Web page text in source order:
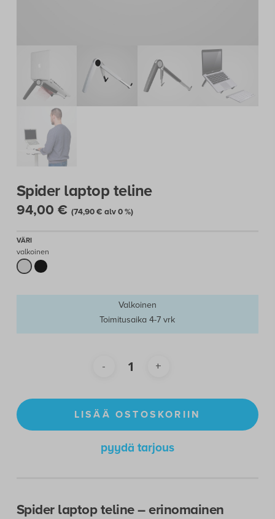
Spider laptop teline
94,00 € (74,90€ alv 0 %)
valkoinen
Valkoinen
Toimitusaika 4-7 vrk
LISÄÄ OSTOSKORIIN
pyydä tarjous
Spider laptop teline – erinomainen